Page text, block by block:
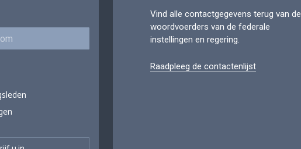
Vind alle contactgegevens terug van de
woordvoerders van de federale
instellingen en regering.
Raadpleeg de contactenlijst